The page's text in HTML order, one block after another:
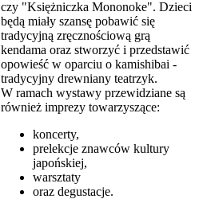
czy "Księżniczka Mononoke". Dzieci
będą miały szansę pobawić się
tradycyjną zręcznościową grą
kendama oraz stworzyć i przedstawić
opowieść w oparciu o kamishibai -
tradycyjny drewniany teatrzyk.
W ramach wystawy przewidziane są
również imprezy towarzyszące:
koncerty,
prelekcje znawców kultury
japońskiej,
warsztaty
oraz degustacje.